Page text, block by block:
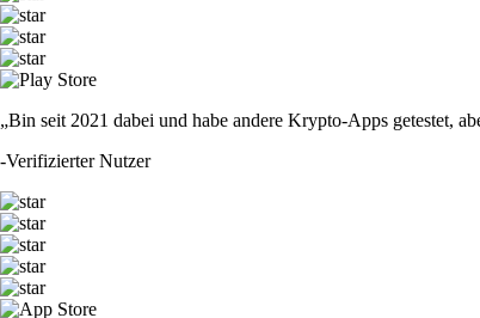
„Bin seit 2021 dabei und habe andere Krypto-Apps getestet,
-Verifizierter Nutzer